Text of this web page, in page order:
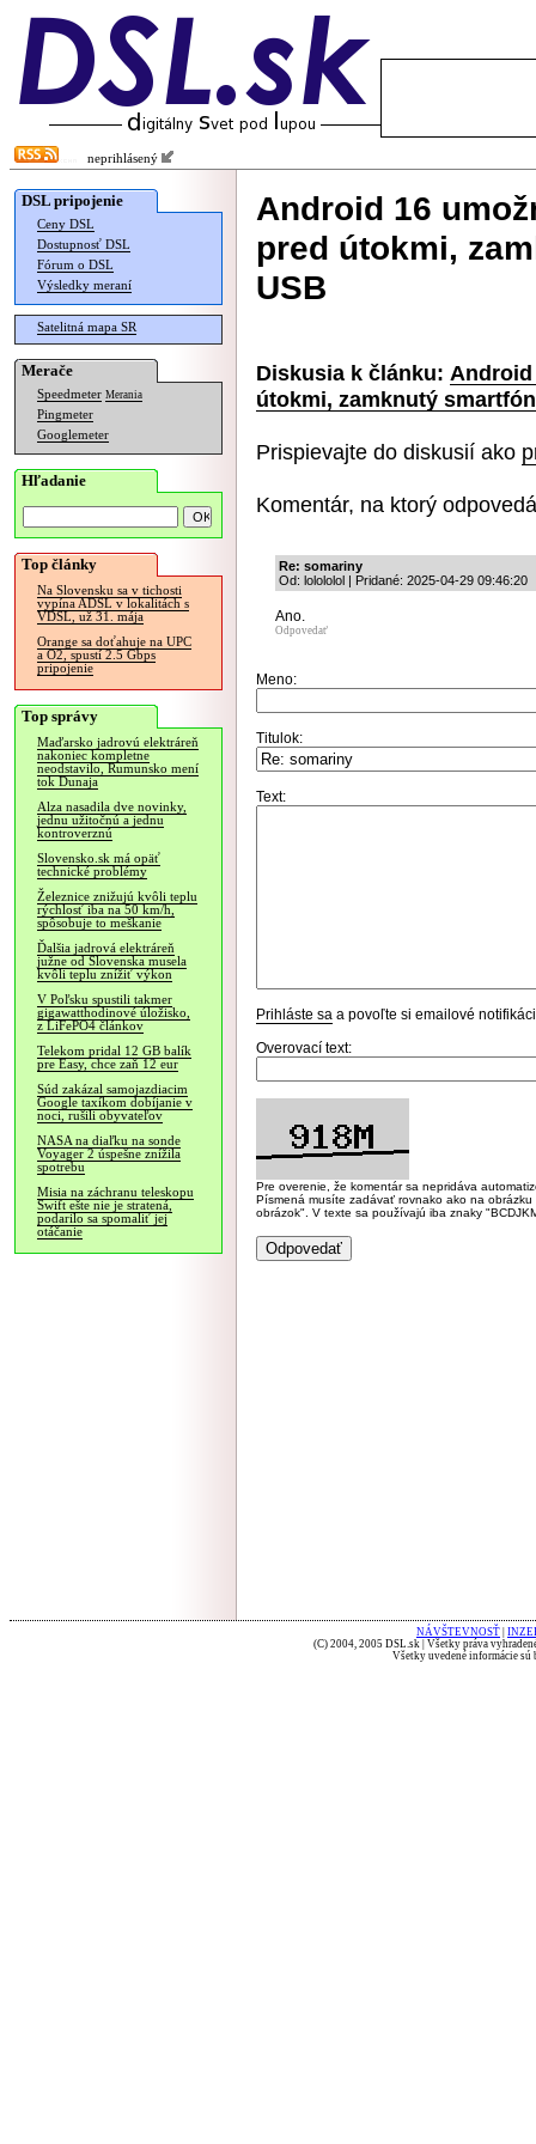
neprihlásený
DSL pripojenie
Ceny DSL
Dostupnosť DSL
Fórum o DSL
Výsledky meraní
Satelitná mapa SR
Merače
Speedmeter Merania
Pingmeter
Googlemeter
Hľadanie
Top články
Na Slovensku sa v tichosti
vypína ADSL v lokalitách s
VDSL, už 31. mája
Orange sa doťahuje na UPC
a O2, spustí 2.5 Gbps
pripojenie
Top správy
Maďarsko jadrovú elektráreň
nakoniec kompletne
neodstavilo, Rumunsko mení
tok Dunaja
Alza nasadila dve novinky,
jednu užitočnú a jednu
kontroverznú
Slovensko.sk má opäť
technické problémy
Železnice znižujú kvôli teplu
rýchlosť iba na 50 km/h,
spôsobuje to meškanie
Ďalšia jadrová elektráreň
južne od Slovenska musela
kvôli teplu znížiť výkon
V Poľsku spustili takmer
gigawatthodinové úložisko,
z LiFePO4 článkov
Telekom pridal 12 GB balík
pre Easy, chce zaň 12 eur
Súd zakázal samojazdiacim
Google taxíkom dobíjanie v
noci, rušili obyvateľov
NASA na diaľku na sonde
Voyager 2 úspešne znížila
spotrebu
Misia na záchranu teleskopu
Swift ešte nie je stratená,
podarilo sa spomaliť jej
otáčanie
Android 16
pred útokmi,
USB
Diskusia k článku:
útokmi, zamknutý
Prispievajte do diskusií ako
Komentár, na ktorý
Re: somariny
Od: lolololol | Pridané: 2025-04-29 09:46:20
Ano.
Odpovedať
Meno:
Titulok:
Text:
Prihláste sa a povoľte si emailové
Overovací text:
Pre overenie, že komentár sa nepridáva
Písmená musíte zadávať rovnako ako na
obrázok". V texte sa používajú iba znaky
NÁVŠTEVNOSŤ
(C) 2004, 2005 DSL.sk | Všetky práva
Všetky uvedené informácie sú